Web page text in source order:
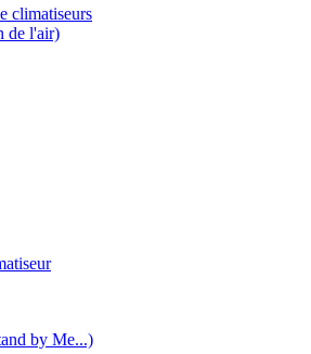
climatiseurs
de l'air)
by Me...)